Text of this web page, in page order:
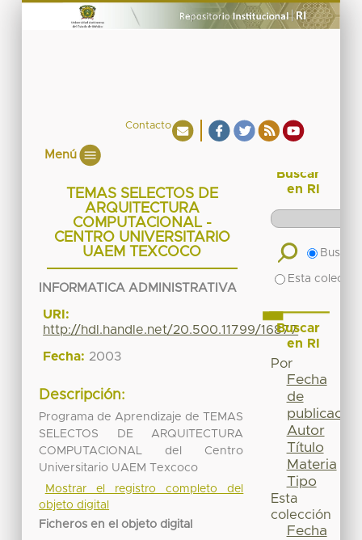
Contacto
Menú
TEMAS SELECTOS DE
ARQUITECTURA
COMPUTACIONAL -
CENTRO UNIVERSITARIO
UAEM TEXCOCO
INFORMATICA ADMINISTRATIVA
URI:
http://hdl.handle.net/20.500.11799/16877
Fecha: 2003
Descripción:
Programa de Aprendizaje de TEMAS
SELECTOS DE ARQUITECTURA
COMPUTACIONAL del Centro
Universitario UAEM Texcoco
Mostrar el registro completo del
objeto digital
Ficheros en el objeto digital
Buscar
en RI
Buscar
Esta
Buscar
en RI
Por
Fecha
de
publicación
Autor
Título
Materia
Tipo
Esta
colección
Fecha